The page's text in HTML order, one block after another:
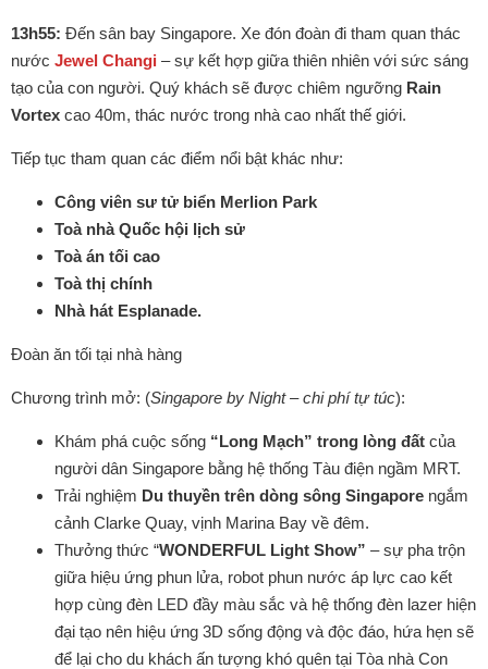
13h55: Đến sân bay Singapore. Xe đón đoàn đi tham quan thác
nước Jewel Changi – sự kết hợp giữa thiên nhiên với sức sáng
tạo của con người. Quý khách sẽ được chiêm ngưỡng Rain
Vortex cao 40m, thác nước trong nhà cao nhất thế giới.
Tiếp tục tham quan các điểm nổi bật khác như:
Công viên sư tử biển Merlion Park
Toà nhà Quốc hội lịch sử
Toà án tối cao
Toà thị chính
Nhà hát Esplanade.
Đoàn ăn tối tại nhà hàng
Chương trình mở: (Singapore by Night – chi phí tự túc):
Khám phá cuộc sống “Long Mạch” trong lòng đất của
người dân Singapore bằng hệ thống Tàu điện ngầm MRT.
Trải nghiệm Du thuyền trên dòng sông Singapore ngắm
cảnh Clarke Quay, vịnh Marina Bay về đêm.
Thưởng thức “WONDERFUL Light Show” – sự pha trộn
giữa hiệu ứng phun lửa, robot phun nước áp lực cao kết
hợp cùng đèn LED đầy màu sắc và hệ thống đèn lazer hiện
đại tạo nên hiệu ứng 3D sống động và độc đáo, hứa hẹn sẽ
để lại cho du khách ấn tượng khó quên tại Tòa nhà Con